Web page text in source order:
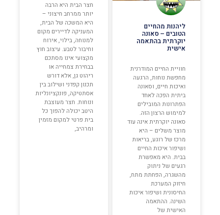
ליהנות מהחיים
הטובים – סאונה
יוקרתית בהתאמה
אישית
חוויית החיים המודרנית
מחפשת נוחות, הרגעה
ואיכות חיים, וסאונה
ביתית הפכה לאחד
הפתרונות המובילים
למימוש הרצון הזה.
סאונה יוקרתית אינה עוד
מוצר משלים – היא
מרכז של רוגע, בריאות
ושיפור איכות החיים
בבית. היא מאפשרת
רגעים של ניתוק
מהשגרה, הפחתת מתח,
חיזוק המערכת
החיסונית ושיפור איכות
השינה. ההתאמה
האישית של
חצר הבית היא הרבה
יותר ממרחב חיצוני –
היא המשכה של הבית,
המעניקה לדיירים מקום
למנוחה, בילוי, אירוח
וחיבור לטבע. עיצוב חוץ
מקצועי אינו מסתכם
בבחירת צמחייה או
ריהוט גן, אלא דורש
תכנון קפדני ושילוב בין
אסתטיקה, פונקציונליות
ונוחות. חצר מעוצבת
היטב יכולה להפוך כל
בית פרטי למקום מזמין
ומרהיב,